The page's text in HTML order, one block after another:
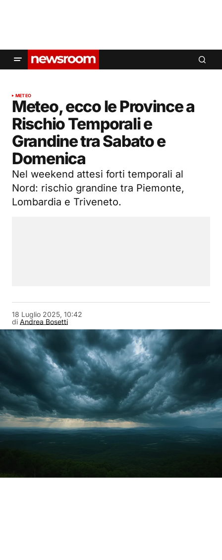
METEO
Meteo, ecco le Province a
Rischio Temporali e
Grandine tra Sabato e
Domenica
Nel weekend attesi forti temporali al
Nord: rischio grandine tra Piemonte,
Lombardia e Triveneto.
di Andrea Bosetti
18 Luglio 2025, 10:42